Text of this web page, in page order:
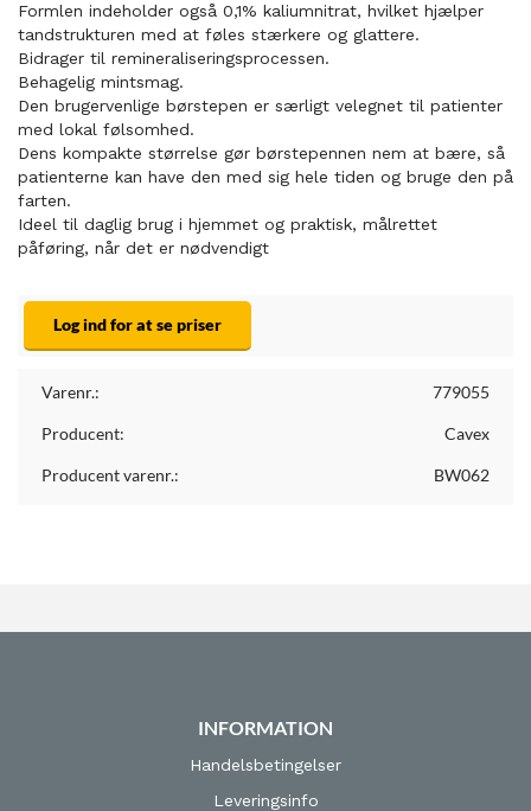
Formlen indeholder også 0,1% kaliumnitrat, hvilket hjælper
tandstrukturen med at føles stærkere og glattere.
Bidrager til remineraliseringsprocessen.
Behagelig mintsmag.
Den brugervenlige børstepen er særligt velegnet til patienter
med lokal følsomhed.
Dens kompakte størrelse gør børstepennen nem at bære, så
patienterne kan have den med sig hele tiden og bruge den på
farten.
Ideel til daglig brug i hjemmet og praktisk, målrettet
påføring, når det er nødvendigt
Log ind for at se priser
Varenr.: 779055
Producent: Cavex
Producent varenr.: BW062
INFORMATION
Handelsbetingelser
Leveringsinfo